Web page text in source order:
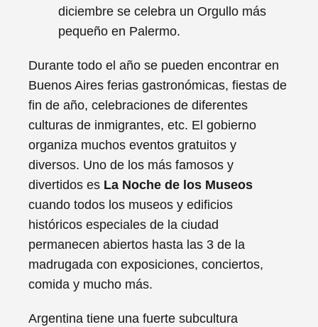
diciembre se celebra un Orgullo más
pequeño en Palermo.
Durante todo el año se pueden encontrar en
Buenos Aires ferias gastronómicas, fiestas de
fin de año, celebraciones de diferentes
culturas de inmigrantes, etc. El gobierno
organiza muchos eventos gratuitos y
diversos. Uno de los más famosos y
divertidos es La Noche de los Museos
cuando todos los museos y edificios
históricos especiales de la ciudad
permanecen abiertos hasta las 3 de la
madrugada con exposiciones, conciertos,
comida y mucho más.
Argentina tiene una fuerte subcultura